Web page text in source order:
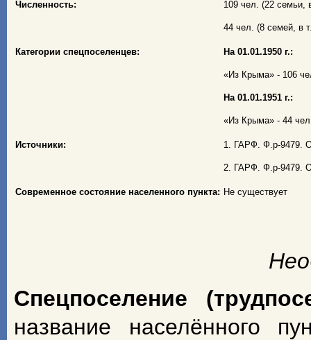
Численность: 109 чел. (22 семьи,
44 чел. (8 семей, в
Категории спецпоселенцев: На 01.01.1950 г.:
«Из Крыма» - 106
На 01.01.1951 г.:
«Из Крыма» - 44
Источники: 1. ГАРФ. Ф.р-9479.
2. ГАРФ. Ф.р-9479.
Современное состояние населенного пункта: Не существует
Спецпоселение
название населённого